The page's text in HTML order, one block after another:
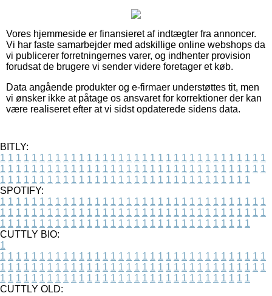
Vores hjemmeside er finansieret af indtægter fra annoncer.
Vi har faste samarbejder med adskillige online webshops da
vi publicerer forretningernes varer, og indhenter provision
forudsat de brugere vi sender videre foretager et køb.
Data angående produkter og e-firmaer understøttes tit, men
vi ønsker ikke at påtage os ansvaret for korrektioner der kan
være realiseret efter at vi sidst opdaterede sidens data.
BITLY:
1 1 1 1 1 1 1 1 1 1 1 1 1 1 1 1 1 1 1 1 1 1 1 1 1 1 1 1 1 1 1 1 1 1
1 1 1 1 1 1 1 1 1 1 1 1 1 1 1 1 1 1 1 1 1 1 1 1 1 1 1 1 1 1 1 1 1 1
1 1 1 1 1 1 1 1 1 1 1 1 1 1 1 1 1 1 1 1 1 1 1 1 1 1 1 1 1 1 1 1
SPOTIFY:
1 1 1 1 1 1 1 1 1 1 1 1 1 1 1 1 1 1 1 1 1 1 1 1 1 1 1 1 1 1 1 1 1 1
1 1 1 1 1 1 1 1 1 1 1 1 1 1 1 1 1 1 1 1 1 1 1 1 1 1 1 1 1 1 1 1 1 1
1 1 1 1 1 1 1 1 1 1 1 1 1 1 1 1 1 1 1 1 1 1 1 1 1 1 1 1 1 1 1 1
CUTTLY BIO:
1
1 1 1 1 1 1 1 1 1 1 1 1 1 1 1 1 1 1 1 1 1 1 1 1 1 1 1 1 1 1 1 1 1 1
1 1 1 1 1 1 1 1 1 1 1 1 1 1 1 1 1 1 1 1 1 1 1 1 1 1 1 1 1 1 1 1 1 1
1 1 1 1 1 1 1 1 1 1 1 1 1 1 1 1 1 1 1 1 1 1 1 1 1 1 1 1 1 1 1 1
CUTTLY OLD: